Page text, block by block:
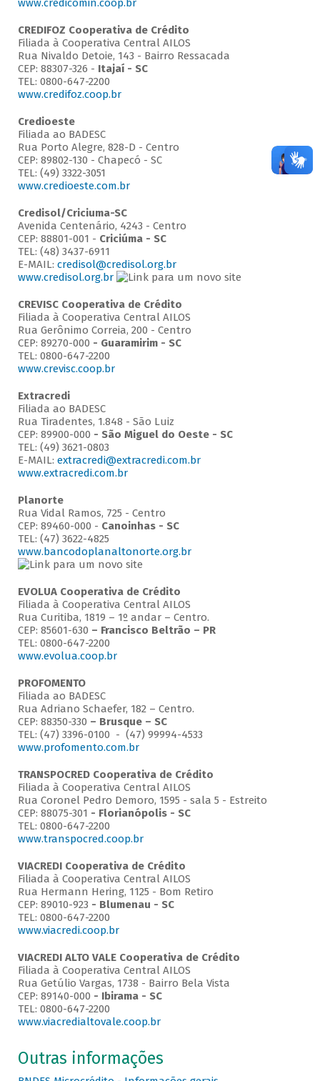
www.credicomin.coop.br
CREDIFOZ Cooperativa de Crédito
Filiada à Cooperativa Central AILOS
Rua Nivaldo Detoie, 143 - Bairro Ressacada
CEP: 88307-326 - Itajaí - SC
TEL: 0800-647-2200
www.credifoz.coop.br
Credioeste
Filiada ao BADESC
Rua Porto Alegre, 828-D - Centro
CEP: 89802-130 - Chapecó - SC
TEL: (49) 3322-3051
www.credioeste.com.br
Credisol/Criciuma-SC
Avenida Centenário, 4243 - Centro
CEP: 88801-001 - Criciúma - SC
TEL: (48) 3437-6911
E-MAIL: credisol@credisol.org.br
www.credisol.org.br
CREVISC Cooperativa de Crédito
Filiada à Cooperativa Central AILOS
Rua Gerônimo Correia, 200 - Centro
CEP: 89270-000 - Guaramirim - SC
TEL: 0800-647-2200
www.crevisc.coop.br
Extracredi
Filiada ao BADESC
Rua Tiradentes, 1.848 - São Luiz
CEP: 89900-000 - São Miguel do Oeste - SC
TEL: (49) 3621-0803
E-MAIL: extracredi@extracredi.com.br
www.extracredi.com.br
Planorte
Rua Vidal Ramos, 725 - Centro
CEP: 89460-000 - Canoinhas - SC
TEL: (47) 3622-4825
www.bancodoplanaltonorte.org.br
EVOLUA Cooperativa de Crédito
Filiada à Cooperativa Central AILOS
Rua Curitiba, 1819 – 1º andar – Centro.
CEP: 85601-630 – Francisco Beltrão – PR
TEL: 0800-647-2200
www.evolua.coop.br
PROFOMENTO
Filiada ao BADESC
Rua Adriano Schaefer, 182 – Centro.
CEP: 88350-330 – Brusque – SC
TEL: (47) 3396-0100 - (47) 99994-4533
www.profomento.com.br
TRANSPOCRED Cooperativa de Crédito
Filiada à Cooperativa Central AILOS
Rua Coronel Pedro Demoro, 1595 - sala 5 - Estreito
CEP: 88075-301 - Florianópolis - SC
TEL: 0800-647-2200
www.transpocred.coop.br
VIACREDI Cooperativa de Crédito
Filiada à Cooperativa Central AILOS
Rua Hermann Hering, 1125 - Bom Retiro
CEP: 89010-923 - Blumenau - SC
TEL: 0800-647-2200
www.viacredi.coop.br
VIACREDI ALTO VALE Cooperativa de Crédito
Filiada à Cooperativa Central AILOS
Rua Getúlio Vargas, 1738 - Bairro Bela Vista
CEP: 89140-000 - Ibirama - SC
TEL: 0800-647-2200
www.viacredialtovale.coop.br
Outras informações